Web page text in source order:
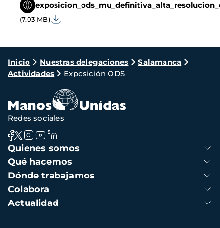
(7.03 MB)
Ruta
de
navegación
Inicio Nuestras delegaciones
Salamanca
Actividades
Exposición ODS
Navegación
principal
Quienes somos
Qué hacemos
Dónde trabajamos
Colabora
Actualidad
Redes sociales